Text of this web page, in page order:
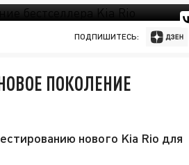
ПОДПИШИТЕСЬ:
ПОКОЛЕНИЕ
нового Kia Rio для